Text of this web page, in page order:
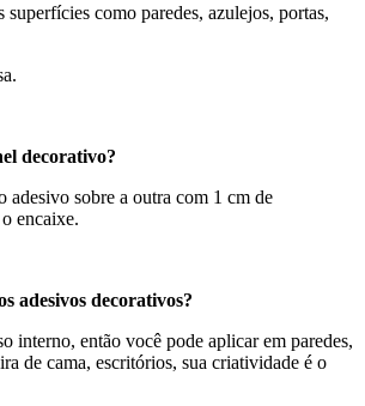
superfícies como paredes, azulejos, portas,
decorativo?
adesivo sobre a outra com 1 cm de
encaixe.
adesivos decorativos?
interno, então você pode aplicar em paredes,
de cama, escritórios, sua criatividade é o